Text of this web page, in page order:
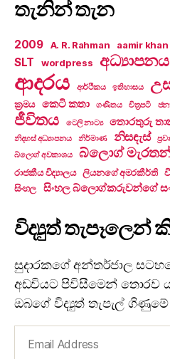
තැනින් තැන
2009 A. R. Rahman aamir khan
SLT wordpress අධ්‍යාපනය
ආදරය ආර්ථිකය ඉතිහාසය
ක්‍රමය කෙටි කතා ගණිතය චිත්‍රපටි
ජීවිතය ටෙලි නාට්‍ය තොරතුරු
නිදහස් අධ්‍යාපනය නිර්මාණ නිසඳැස්
බ්ලොග් අවකාශය බ්ලොග්
රාජකීය විද්‍යාලය
ලියනගේ අමරකීර්ති
සිංහල සිංහල බ්ලොග්කරුවන්ගේ
විද්‍යුත් තැපෑලෙන්
සුදාරකගේ අන්තර්ජාල
අඩවියට පිවිසීමෙන් තොරව
ඔබගේ විද්‍යුත් තැපැල්
Address